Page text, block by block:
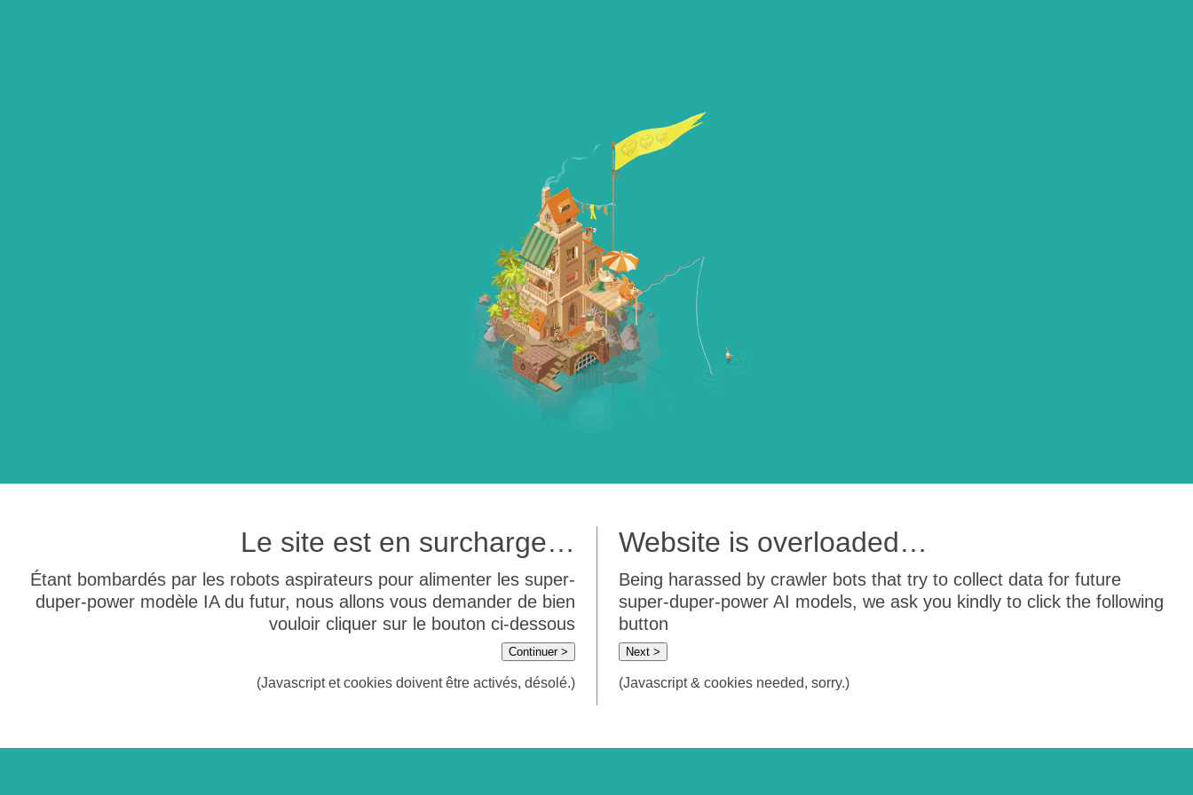
Le site est en surcharge…
Étant bombardés par les robots aspirateurs pour alimenter les super-
duper-power modèle IA du futur, nous allons vous demander de bien
vouloir cliquer sur le bouton ci-dessous
Continuer >
(Javascript et cookies doivent être activés, désolé.)
Website is overloaded…
Being harassed by crawler bots that try to collect data for future
super-duper-power AI models, we ask you kindly to click the following
button
Next >
(Javascript & cookies needed, sorry.)